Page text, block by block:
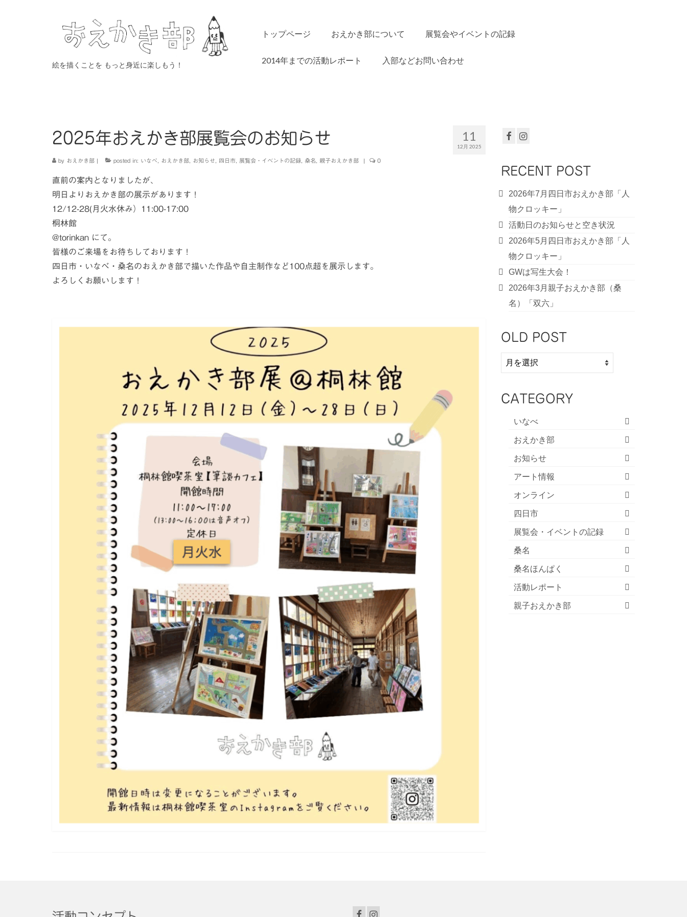
絵を描くことを もっと身近に楽しもう！
トップページ おえかき部について 展覧会やイベントの記録
2014年までの活動レポート 入部などお問い合わせ
11
12月 2025
2025年おえかき部展覧会のお知らせ
by おえかき部 | posted in: いなべ おえかき部 お知らせ 四日市 展覧会・イベントの記録 桑名 親子おえかき部 | 0
直前の案内となりましたが、
明日よりおえかき部の展示があります！
12/12-28(月火水休み）11:00-17:00
桐林館
@torinkan にて。
皆様のご来場をお待ちしております！
四日市・いなべ・桑名のおえかき部で描いた作品や自主制作など100点超を展示します。
よろしくお願いします！
RECENT POST
2026年7月四日市おえかき部「人
物クロッキー」
活動日のお知らせと空き状況
2026年5月四日市おえかき部「人
物クロッキー」
GWは写生大会！
2026年3月親子おえかき部（桑
名）「双六」
OLD POST
OLD
POST
CATEGORY
いなべ
おえかき部
お知らせ
アート情報
オンライン
四日市
展覧会・イベントの記録
桑名
桑名ほんぱく
活動レポート
親子おえかき部